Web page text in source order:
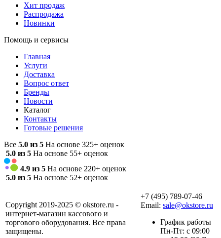
Хит продаж
Распродажа
Новинки
Помощь и сервисы
Главная
Услуги
Доставка
Вопрос ответ
Бренды
Новости
Каталог
Контакты
Готовые решения
Все 5.0 из 5 На основе 325+ оценок
5.0 из 5 На основе 55+ оценок
4.9 из 5 На основе 220+ оценок
5.0 из 5 На основе 52+ оценок
Copyright 2019-2025 © okstore.ru -
интернет-магазин кассового и
торгового оборудования. Все права
защищены.
+7 (495) 789-07-46
Email: sale@okstore.ru
График работы
Пн-Пт: с 09:00